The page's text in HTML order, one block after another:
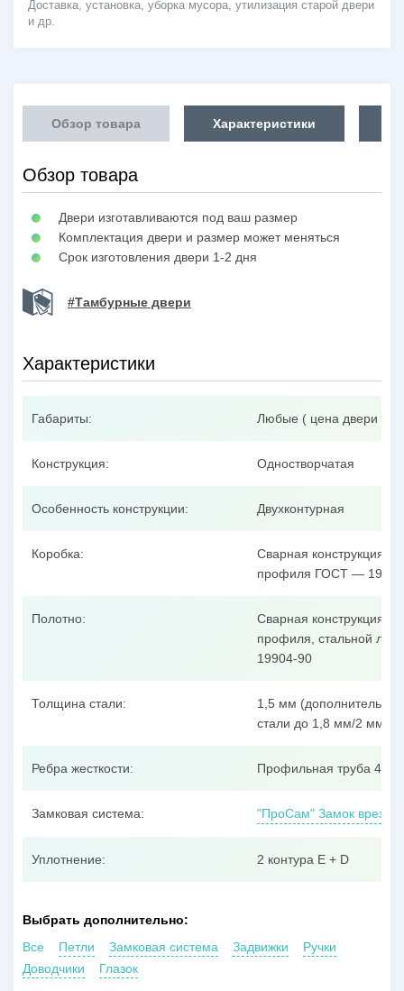
Доставка, установка, уборка мусора, утилизация старой двери
и др.
Обзор товара Характеристики
Обзор товара
Двери изготавливаются под ваш размер
Комплектация двери и размер может меняться
Срок изготовления двери 1-2 дня
#Тамбурные двери
Характеристики
Габариты: Любые ( цена двери
Конструкция: Одностворчатая
Особенность конструкции: Двухконтурная
Коробка:
Сварная конструкция из
профиля ГОСТ —
Полотно:
Сварная конструкция из
профиля, стальной
19904-90
Толщина стали:
1,5 мм
стали до 1,8 мм/2 мм/3
Ребра жесткости: Профильная труба
Замковая система: "ПроСам" Замок
Уплотнение: 2 контура E + D
Выбрать дополнительно:
Все
Петли Замковая система Задвижки
Ручки
Доводчики
Глазок